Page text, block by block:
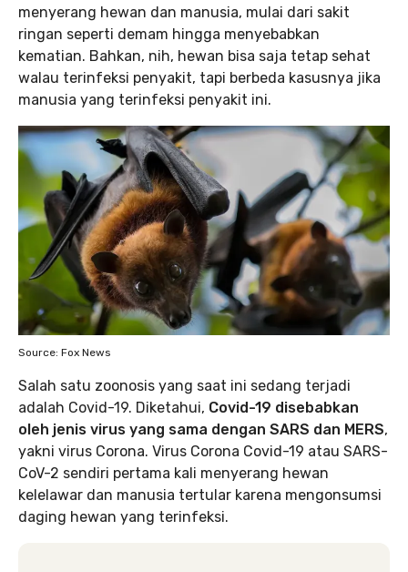
menyerang hewan dan manusia, mulai dari sakit
ringan seperti demam hingga menyebabkan
kematian. Bahkan, nih, hewan bisa saja tetap sehat
walau terinfeksi penyakit, tapi berbeda kasusnya jika
manusia yang terinfeksi penyakit ini.
Source: Fox News
Salah satu zoonosis yang saat ini sedang terjadi
adalah Covid-19. Diketahui, Covid-19 disebabkan
oleh jenis virus yang sama dengan SARS dan MERS,
yakni virus Corona. Virus Corona Covid-19 atau SARS-
CoV-2 sendiri pertama kali menyerang hewan
kelelawar dan manusia tertular karena mengonsumsi
daging hewan yang terinfeksi.